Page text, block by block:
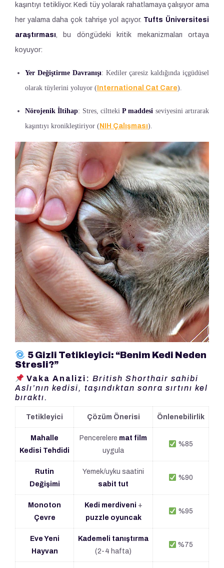
kaşıntıyı tetikliyor. Kedi tüy yolarak rahatlamaya çalışıyor ama
her yalama daha çok tahrişe yol açıyor. Tufts Üniversitesi
araştırması, bu döngüdeki kritik mekanizmaları ortaya
koyuyor:
Yer Değiştirme Davranışı: Kediler çaresiz kaldığında içgüdüsel
olarak tüylerini yoluyor ( International Cat Care).
Nörojenik İltihap: Stres, cilttekiP maddesi seviyesini artırarak
kaşıntıyı kronikleştiriyor ( NIH Çalışması).
5 Gizli Tetikleyici: “Benim Kedi Neden
Stresli?”
Vaka Analizi: British Shorthair sahibi
Aslı’nın kedisi, taşındıktan sonra sırtını kel
bıraktı.
Tetikleyici Çözüm Önerisi Önlenebilirlik
Mahalle
Kedisi Tehdidi
Pencerelere mat film
uygula
%85
Rutin
Değişimi
Yemek/uyku saatini
sabit tut
%90
Monoton
Çevre
Kedi merdiveni +
puzzle oyuncak
%95
Eve Yeni
Hayvan
Kademeli tanıştırma
(2-4 hafta)
%75